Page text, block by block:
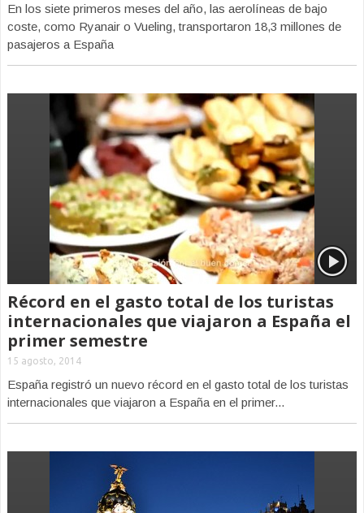
En los siete primeros meses del año, las aerolíneas de bajo
coste, como Ryanair o Vueling, transportaron 18,3 millones de
pasajeros a España
Récord en el gasto total de los turistas
internacionales que viajaron a España el
primer semestre
15 agosto, 2014
España registró un nuevo récord en el gasto total de los turistas
internacionales que viajaron a España en el primer...